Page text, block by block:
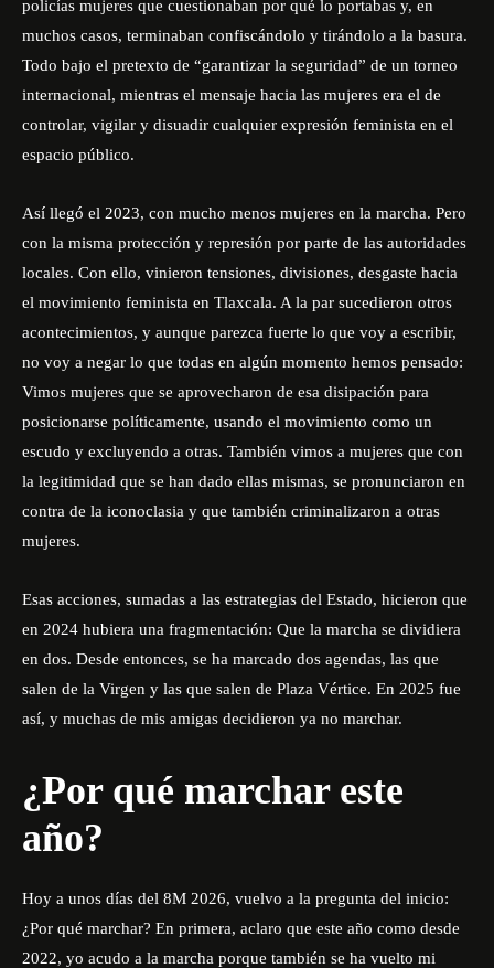
policías mujeres que cuestionaban por qué lo portabas y, en
muchos casos, terminaban confiscándolo y tirándolo a la basura.
Todo bajo el pretexto de “garantizar la seguridad” de un torneo
internacional, mientras el mensaje hacia las mujeres era el de
controlar, vigilar y disuadir cualquier expresión feminista en el
espacio público.
Así llegó el 2023, con mucho menos mujeres en la marcha. Pero
con la misma protección y represión por parte de las autoridades
locales. Con ello, vinieron tensiones, divisiones, desgaste hacia
el movimiento feminista en Tlaxcala. A la par sucedieron otros
acontecimientos, y aunque parezca fuerte lo que voy a escribir,
no voy a negar lo que todas en algún momento hemos pensado:
Vimos mujeres que se aprovecharon de esa disipación para
posicionarse políticamente, usando el movimiento como un
escudo y excluyendo a otras. También vimos a mujeres que con
la legitimidad que se han dado ellas mismas, se pronunciaron en
contra de la iconoclasia y que también criminalizaron a otras
mujeres.
Esas acciones, sumadas a las estrategias del Estado, hicieron que
en 2024 hubiera una fragmentación: Que la marcha se dividiera
en dos. Desde entonces, se ha marcado dos agendas, las que
salen de la Virgen y las que salen de Plaza Vértice. En 2025 fue
así, y muchas de mis amigas decidieron ya no marchar.
¿Por qué marchar este
año?
Hoy a unos días del 8M 2026, vuelvo a la pregunta del inicio:
¿Por qué marchar? En primera, aclaro que este año como desde
2022, yo acudo a la marcha porque también se ha vuelto mi